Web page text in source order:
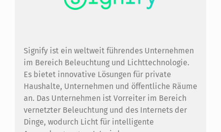
Signify ist ein weltweit führendes Unternehmen
im Bereich Beleuchtung und Lichttechnologie.
Es bietet innovative Lösungen für private
Haushalte, Unternehmen und öffentliche Räume
an. Das Unternehmen ist Vorreiter im Bereich
vernetzter Beleuchtung und des Internets der
Dinge, wodurch Licht für intelligente